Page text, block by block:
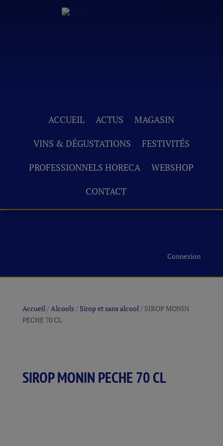
ACCUEIL ACTUS
MAGASIN
VINS & DÉGUSTATIONS
FESTIVITÉS
PROFESSIONNELS HORECA
WEBSHOP
CONTACT
Connexion
Accueil/Alcools/ Sirop et sans alcool/ SIROP MONIN
PECHE 70 CL
SIROP MONIN PECHE 70 CL